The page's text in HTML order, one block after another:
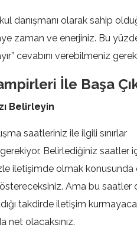
danışmanı olarak sahip
zaman ve enerjiniz. Bu
cevabını verebilmeniz
İle Başa
Belirleyin
saatleriniz ile ilgili sınırlar
Belirlediğiniz saatler
iletişimde olmak konusunda
Ama bu saatler
takdirde iletişim
net olacaksınız.